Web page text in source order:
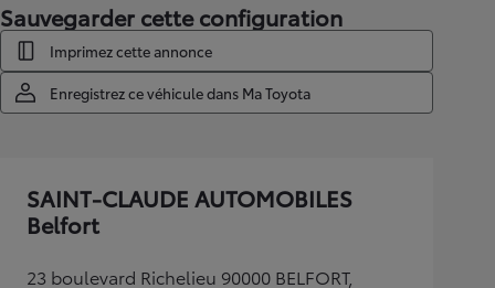
Sauvegarder cette configuration
Imprimez cette annonce
Enregistrez ce véhicule dans Ma Toyota
SAINT-CLAUDE AUTOMOBILES
Belfort
23 boulevard Richelieu 90000 BELFORT,